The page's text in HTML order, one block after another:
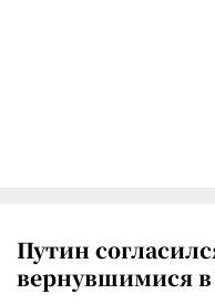
Путин
вернувшимися